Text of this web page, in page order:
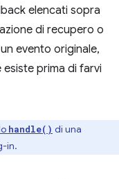
elencati sopra
di recupero o
evento originale,
prima di farvi
handle() di una
in.